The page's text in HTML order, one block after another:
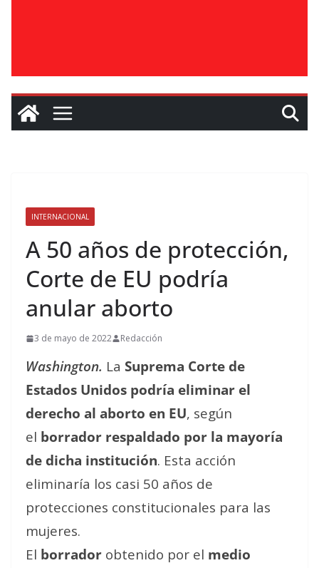
INTERNACIONAL
A 50 años de protección,
Corte de EU podría
anular aborto
3 de mayo de 2022 Redacción
Washington. La Suprema Corte de
Estados Unidos podría eliminar el
derecho al aborto en EU, según
el borrador respaldado por la mayoría
de dicha institución. Esta acción
eliminaría los casi 50 años de
protecciones constitucionales para las
mujeres.
El borrador obtenido por el medio